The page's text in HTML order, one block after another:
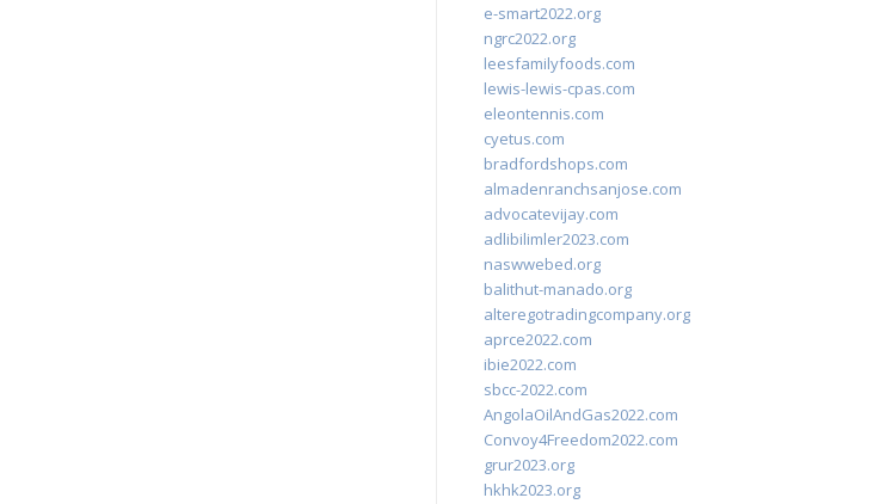
e-smart2022.org
ngrc2022.org
leesfamilyfoods.com
lewis-lewis-cpas.com
eleontennis.com
cyetus.com
bradfordshops.com
almadenranchsanjose.com
advocatevijay.com
adlibilimler2023.com
naswwebed.org
balithut-manado.org
alteregotradingcompany.org
aprce2022.com
ibie2022.com
sbcc-2022.com
AngolaOilAndGas2022.com
Convoy4Freedom2022.com
grur2023.org
hkhk2023.org